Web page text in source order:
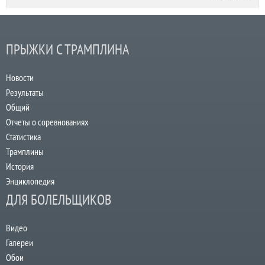
ПРЫЖКИ С ТРАМПЛИНА
Новости
Результаты
Общий
Отчеты о соревнованиях
Статистика
Трамплины
История
Энциклопедия
ДЛЯ БОЛЕЛЬЩИКОВ
Видео
Галереи
Обои